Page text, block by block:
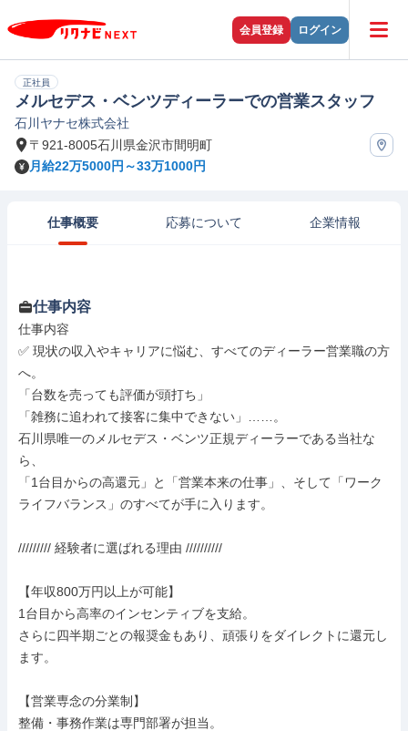
会員登録 ログイン
正社員
メルセデス・ベンツディーラーでの営業スタッフ
石川ヤナセ株式会社
〒921-8005石川県金沢市間明町
月給22万5000円～33万1000円
仕事概要 応募について 企業情報
仕事内容
仕事内容
✅ 現状の収入やキャリアに悩む、すべてのディーラー営業職の方
へ。
「台数を売っても評価が頭打ち」
「雑務に追われて接客に集中できない」……。
石川県唯一のメルセデス・ベンツ正規ディーラーである当社な
ら、
「1台目からの高還元」と「営業本来の仕事」、そして「ワーク
ライフバランス」のすべてが手に入ります。
///////// 経験者に選ばれる理由 //////////
【年収800万円以上が可能】
1台目から高率のインセンティブを支給。
さらに四半期ごとの報奨金もあり、頑張りをダイレクトに還元し
ます。
【営業専念の分業制】
整備・事務作業は専門部署が担当。